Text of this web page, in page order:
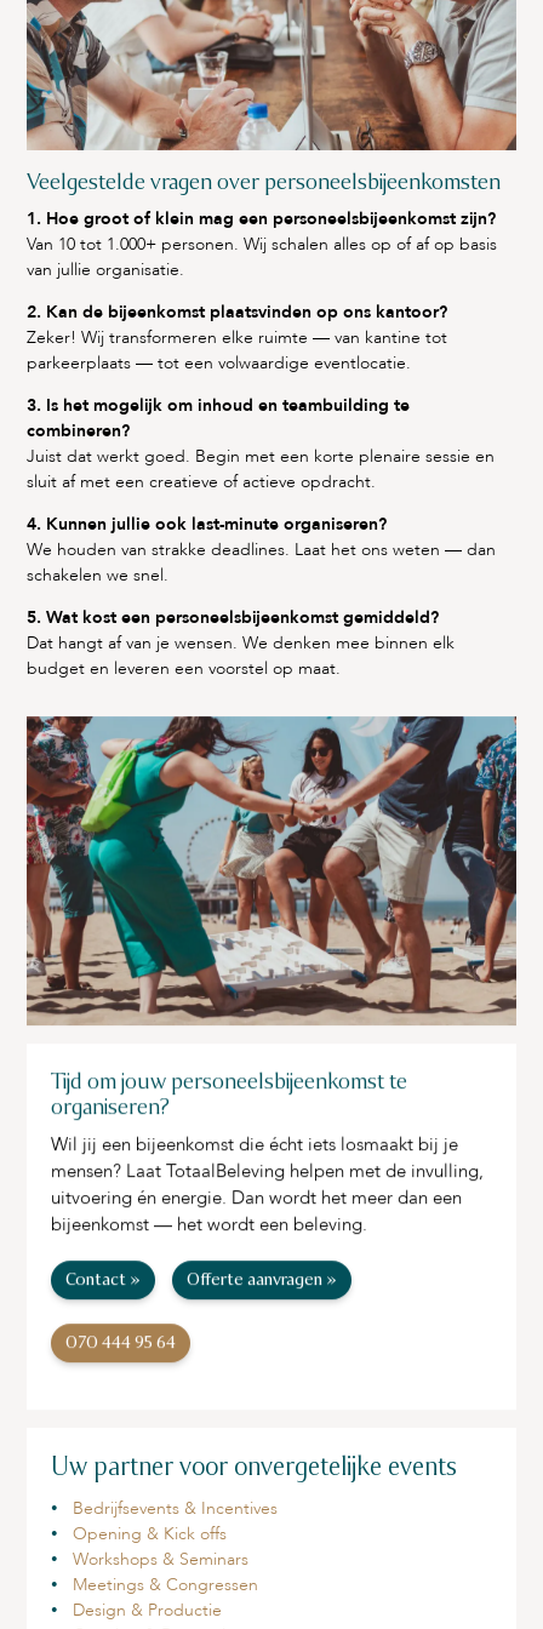
Veelgestelde vragen over personeelsbijeenkomsten
1. Hoe groot of klein mag een personeelsbijeenkomst zijn?
Van 10 tot 1.000+ personen. Wij schalen alles op of af op basis
van jullie organisatie.
2. Kan de bijeenkomst plaatsvinden op ons kantoor?
Zeker! Wij transformeren elke ruimte — van kantine tot
parkeerplaats — tot een volwaardige eventlocatie.
3. Is het mogelijk om inhoud en teambuilding te
combineren?
Juist dat werkt goed. Begin met een korte plenaire sessie en
sluit af met een creatieve of actieve opdracht.
4. Kunnen jullie ook last-minute organiseren?
We houden van strakke deadlines. Laat het ons weten — dan
schakelen we snel.
5. Wat kost een personeelsbijeenkomst gemiddeld?
Dat hangt af van je wensen. We denken mee binnen elk
budget en leveren een voorstel op maat.
Tijd om jouw personeelsbijeenkomst te
organiseren?
Wil jij een bijeenkomst die écht iets losmaakt bij je
mensen? Laat TotaalBeleving helpen met de invulling,
uitvoering én energie. Dan wordt het meer dan een
bijeenkomst — het wordt een beleving.
Contact » Offerte aanvragen »
070 444 95 64
Uw partner voor onvergetelijke events
Bedrijfsevents & Incentives
Opening & Kick offs
Workshops & Seminars
Meetings & Congressen
Design & Productie